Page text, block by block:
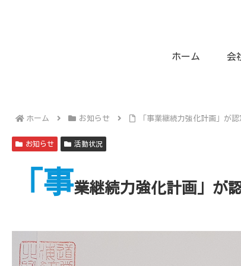
ホーム 会
ホーム お知らせ 「事業継続力強化計画」が
お知らせ 活動状況
「事業継続力強化計画」が